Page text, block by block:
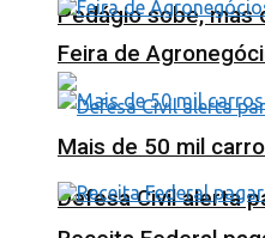
Pedágio sobe, mas
Defesa Civil alerta
Feira de
Mais de 50 mil